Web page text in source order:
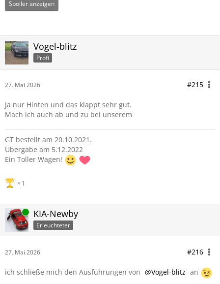
Spoiler anzeigen
Vogel-blitz
Profi
27. Mai 2026 #215
Ja nur Hinten und das klappt sehr gut.
Mach ich auch ab und zu bei unserem
GT bestellt am 20.10.2021.
Übergabe am 5.12.2022
Ein Toller Wagen!
1
Online KIA-Newby
Erleuchteter
27. Mai 2026 #216
ich schließe mich den Ausführungen von Vogel-blitz an